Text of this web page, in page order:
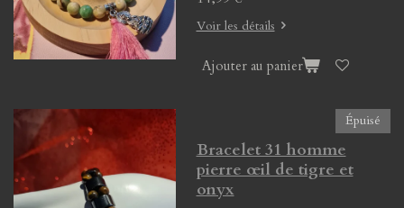
Voir les détails
Ajouter au panier
Épuisé
Bracelet 31 homme
pierre œil de tigre et
onyx